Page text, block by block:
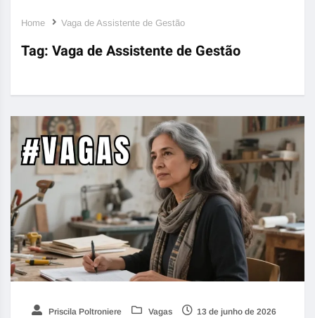
Home Vaga de Assistente de Gestão
Tag: Vaga de Assistente de Gestão
Priscila Poltroniere Vagas 13 de junho de 2026